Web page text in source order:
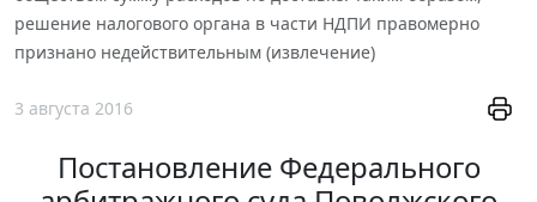
решение налогового органа в части НДПИ правомерно
признано недействительным (извлечение)
3 августа 2016
Постановление Федерального